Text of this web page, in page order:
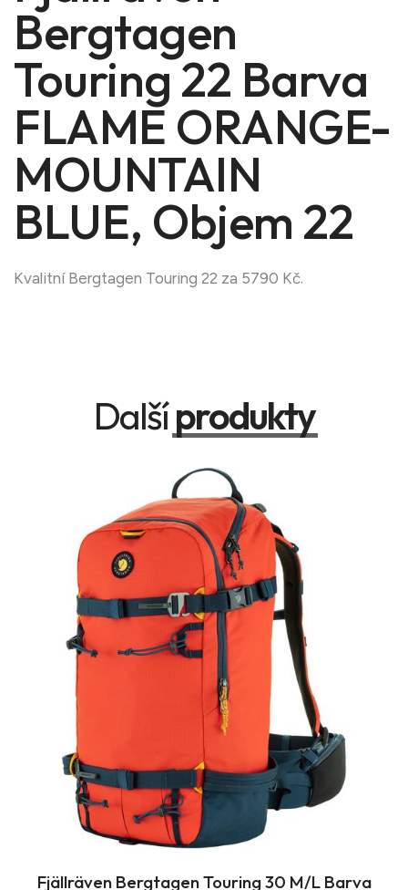
Bergtagen
Touring 22 Barva
FLAME ORANGE-
MOUNTAIN
BLUE, Objem 22
Kvalitní Bergtagen Touring 22 za 5790 Kč.
Dalšíprodukty
Fjällräven Bergtagen Touring 30 M/L Barva